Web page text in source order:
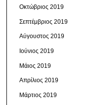
Οκτώβριος 2019
Σεπτέμβριος 2019
Αύγουστος 2019
Ιούνιος 2019
Μάιος 2019
Απρίλιος 2019
Μάρτιος 2019